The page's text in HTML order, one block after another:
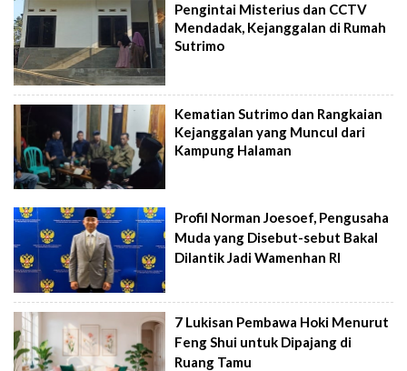
Pengintai Misterius dan CCTV
Mendadak, Kejanggalan di Rumah
Sutrimo
Kematian Sutrimo dan Rangkaian
Kejanggalan yang Muncul dari
Kampung Halaman
Profil Norman Joesoef, Pengusaha
Muda yang Disebut-sebut Bakal
Dilantik Jadi Wamenhan RI
7 Lukisan Pembawa Hoki Menurut
Feng Shui untuk Dipajang di
Ruang Tamu